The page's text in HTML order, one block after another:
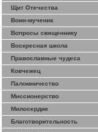
Щит Отечества
Воин-мученик
Вопросы священнику
Воскресная школа
Православные чудеса
Ковчежец
Паломничество
Миссионерство
Милосердие
Благотворительность